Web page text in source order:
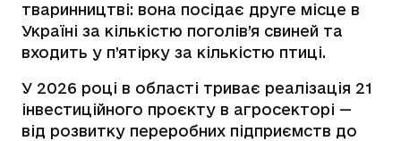
тваринництві: вона посідає друге місце в
Україні за кількістю поголів’я свиней та
входить у п’ятірку за кількістю птиці.
У 2026 році в області триває реалізація 21
інвестиційного проєкту в агросекторі —
від розвитку переробних підприємств до